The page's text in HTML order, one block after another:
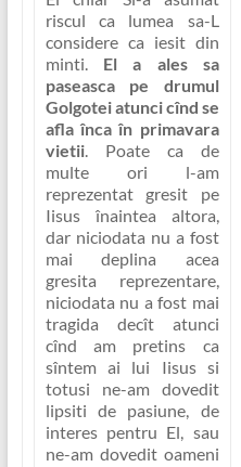
riscul ca lumea sa-L
considere ca iesit din
minti. El a ales sa
paseasca pe drumul
Golgotei atunci cînd se
afla înca în primavara
vietii. Poate ca de
multe ori l-am
reprezentat gresit pe
Iisus înaintea altora,
dar niciodata nu a fost
mai deplina acea
gresita reprezentare,
niciodata nu a fost mai
tragida decît atunci
cînd am pretins ca
sîntem ai lui Iisus si
totusi ne-am dovedit
lipsiti de pasiune, de
interes pentru El, sau
ne-am dovedit oameni